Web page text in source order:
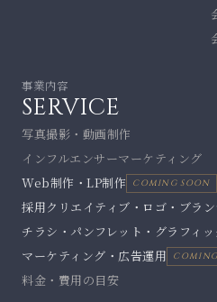
事業内容
SERVICE
写真撮影・動画制作
インフルエンサーマーケティング
Web制作・LP制作
COMING SOON
採用クリエイティブ・ロゴ・ブラ
チラシ・パンフレット・グラフィ
マーケティング・広告運用
料金・費用の目安